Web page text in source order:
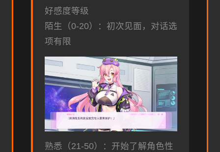
好感度等级
陌生（0-20）：初次见面，对话选
项有限
熟悉（21-50）：开始了解角色性